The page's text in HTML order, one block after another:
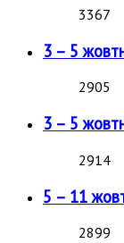
3367
3 – 5
2905
3 – 5
2914
5 – 11
2899